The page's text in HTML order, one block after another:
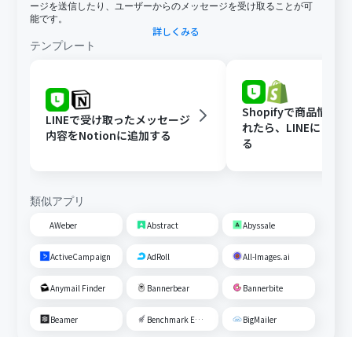
ージを送信したり、ユーザーからのメッセージを受け取ることが可
能です。
詳しくみる
テンプレート
LINEで受け取ったメッセージ
内容をNotionに追加する
Shopifyで商品情報が
れたら、LINEに自動
る
類似アプリ
AWeber Abstract Abyssale
ActiveCampaign AdRoll All-Images.ai
Anymail Finder Bannerbear Bannerbite
Beamer Benchmark Email BigMailer